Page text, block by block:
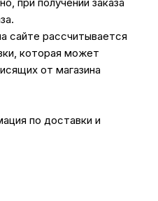
сайте рассчитывается
которая может
от магазина
по доставки и